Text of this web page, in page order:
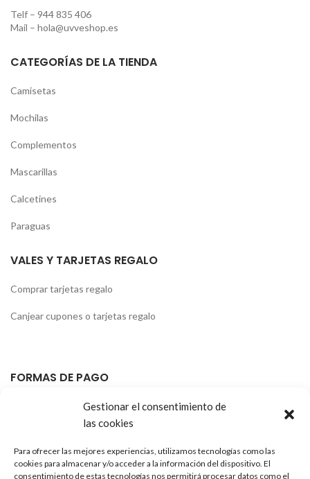
Gestionar el consentimiento de
las cookies
Para ofrecer las mejores experiencias, utilizamos tecnologías como las
cookies para almacenar y/o acceder a la información del dispositivo. El
consentimiento de estas tecnologías nos permitirá procesar datos como el
Telf – 944 835 406
Mail – hola@uvveshop.es
CATEGORÍAS DE LA TIENDA
Camisetas
Mochilas
Complementos
Mascarillas
Calcetines
Paraguas
VALES Y TARJETAS REGALO
Comprar tarjetas regalo
Canjear cupones o tarjetas regalo
FORMAS DE PAGO